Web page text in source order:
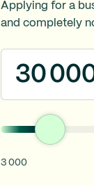
Applying for a
and completely
3 000